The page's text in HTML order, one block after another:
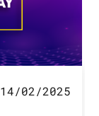
14/02/2025